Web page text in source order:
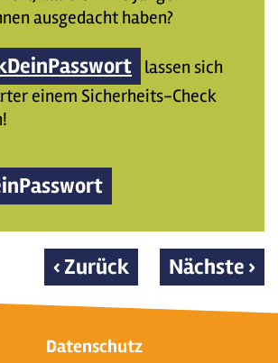
ausgedacht haben?
lassen sich
einem Sicherheits-Check
‹ Zurück Nächste ›
Datenschutz